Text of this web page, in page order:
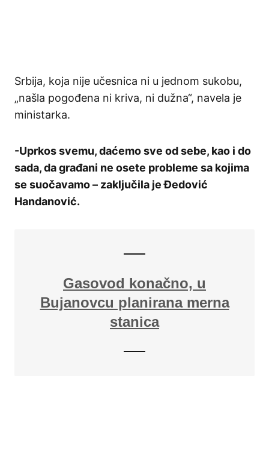
Srbija, koja nije učesnica ni u jednom sukobu,
„našla pogođena ni kriva, ni dužna“, navela je
ministarka.
-Uprkos svemu, daćemo sve od sebe, kao i do
sada, da građani ne osete probleme sa kojima
se suočavamo – zaključila je Đedović
Handanović.
Gasovod konačno, u
Bujanovcu planirana merna
stanica